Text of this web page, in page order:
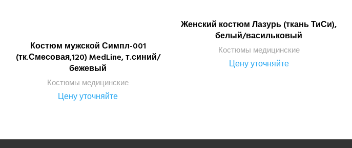
ПОДРОБНЕЕ
Костюм мужской Симпл-001
(тк.Смесовая,120) MedLine, т.синий/
бежевый
Костюмы медицинские
Цену уточняйте
ПОДРОБНЕЕ
Женский костюм Лазурь (ткань ТиСи),
белый/васильковый
Костюмы медицинские
Цену уточняйте